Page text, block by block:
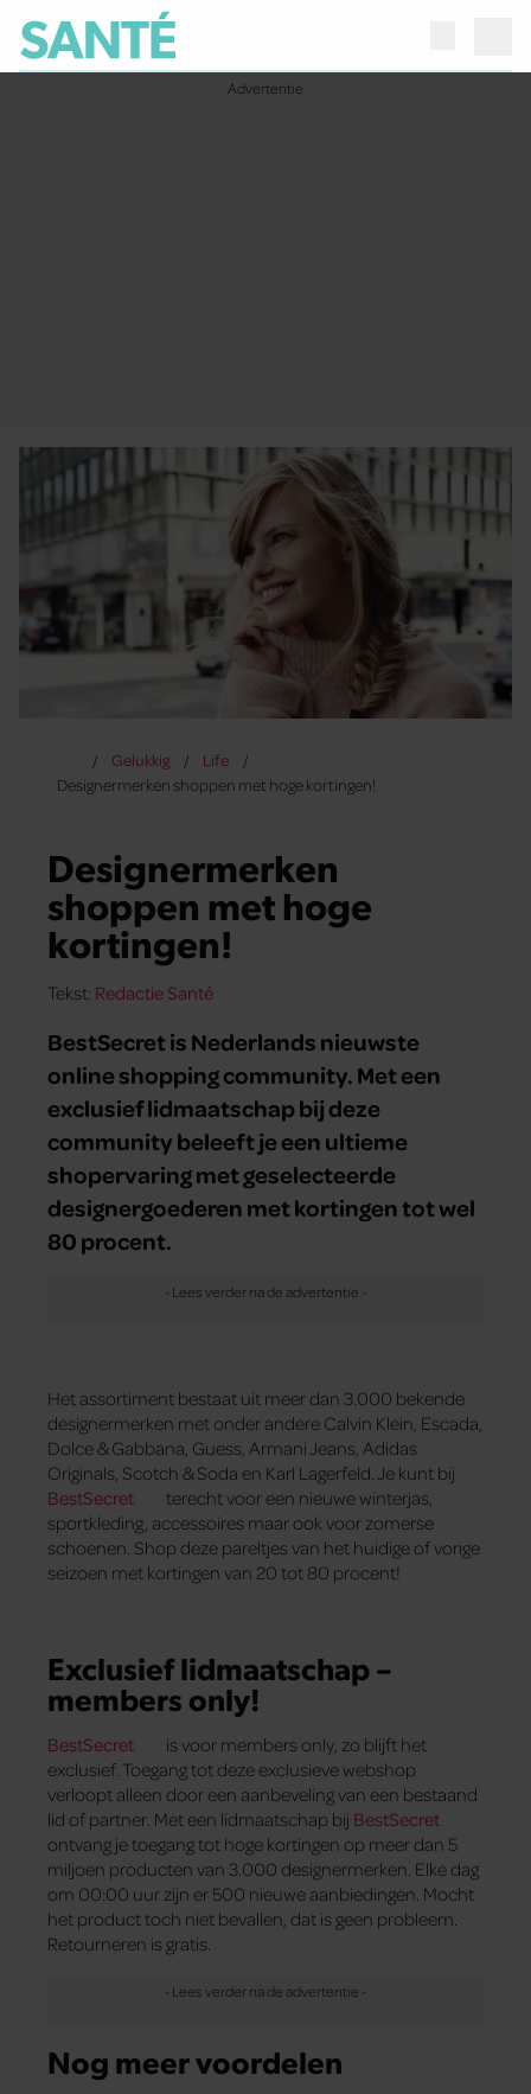
Gelukkig
Life
Designermerken shoppen met hoge kortingen!
Designermerken
shoppen met hoge
kortingen!
Tekst: Redactie Santé
BestSecret is Nederlands nieuwste
online shopping community. Met een
exclusief lidmaatschap bij deze
community beleeft je een ultieme
shopervaring met geselecteerde
designergoederen met kortingen tot wel
80 procent.
Het assortiment bestaat uit meer dan 3.000 bekende
designermerken met onder andere Calvin Klein, Escada,
Dolce & Gabbana, Guess, Armani Jeans, Adidas
Originals, Scotch & Soda en Karl Lagerfeld. Je kunt bij
BestSecret
terecht voor een nieuwe winterjas,
sportkleding, accessoires maar ook voor zomerse
schoenen. Shop deze pareltjes van het huidige of vorige
seizoen met kortingen van 20 tot 80 procent!
Exclusief lidmaatschap –
members only!
BestSecret
is voor members only, zo blijft het
exclusief. Toegang tot deze exclusieve webshop
verloopt alleen door een aanbeveling van een bestaand
lid of partner. Met een lidmaatschap bij BestSecret
ontvang je toegang tot hoge kortingen op meer dan 5
miljoen producten van 3.000 designermerken. Elke dag
om 00:00 uur zijn er 500 nieuwe aanbiedingen. Mocht
het product toch niet bevallen, dat is geen probleem.
Retourneren is gratis.
Nog meer voordelen